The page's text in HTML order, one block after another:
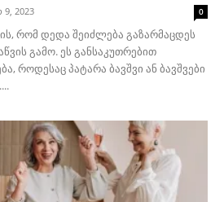
9, 2023 0
რომ დედა შეიძლება გაზარმაცდეს
გამო. ეს განსაკუთრებით
როდესაც პატარა ბავშვი ან ბავშვები